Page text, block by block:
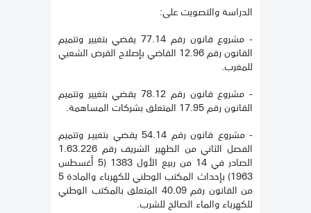
الدراسة والتصويت على:
- مشروع قانون رقم 77.14 يقضي بتغيير وتتميم
القانون رقم 12.96 القاضي بإصلاح القرض الشعبي
للمغرب.
- مشروع قانون رقم 78.12 يقضي بتغيير وتتميم
القانون رقم 17.95 المتعلق بشركات المساهمة.
- مشروع قانون رقم 54.14 يقضي بتغييـر وتتميم
الفصل الثاني من الظهير الشريف رقم 1.63.226
الصادر في 14 من ربيع الأول 1383 (5 أغسطس
1963) بإحداث المكتب الوطني للكهرباء والمادة 5
من القانون رقم 40.09 المتعلق بالمكتب الوطني
للكهرباء والماء الصالح للشرب.